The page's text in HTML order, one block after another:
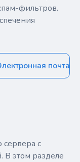
фильтров.
почта
сервера с
В этом разделе